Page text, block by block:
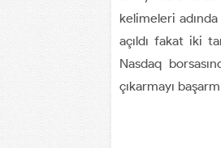
kelimeleri
açıldı fakat iki
Nasdaq
çıkarmayı